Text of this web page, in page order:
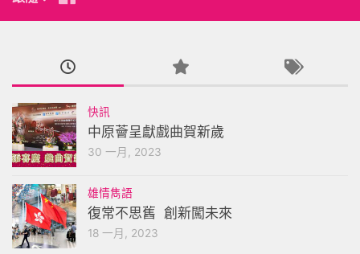
快訊
中原薈呈獻戲曲賀新歲
30 一月, 2023
雄情雋語
復常不思舊 創新闖未來
18 一月, 2023